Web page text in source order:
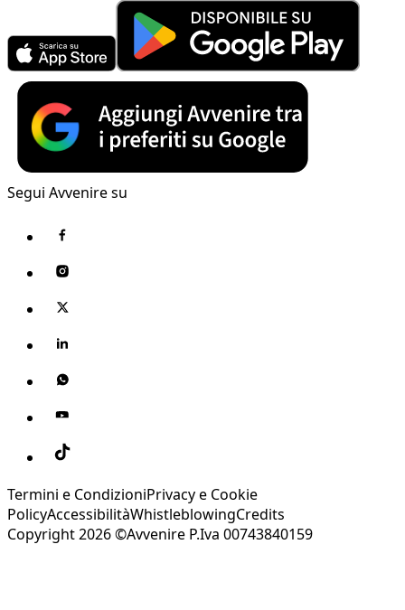
Segui Avvenire su
Termini e CondizioniPrivacy e Cookie
PolicyAccessibilitàWhistleblowingCredits
Copyright 2026 ©Avvenire P.Iva 00743840159